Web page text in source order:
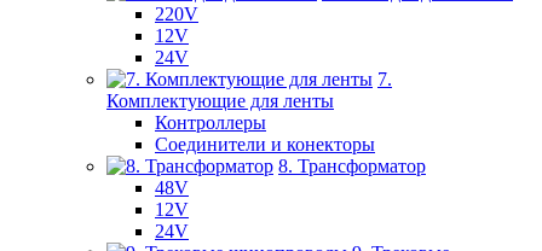
220V
12V
24V
7.
Комплектующие для ленты
Контроллеры
Соединители и конекторы
8. Трансформатор
48V
12V
24V